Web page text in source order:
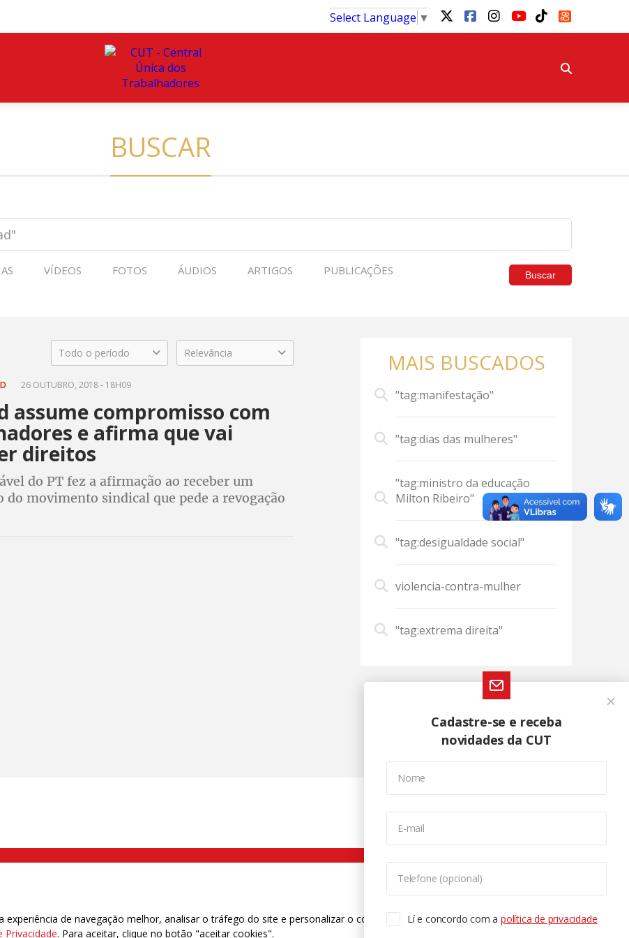
Select Language ▼
BUSCAR
VÍDEOS FOTOS ÁUDIOS ARTIGOS PUBLICAÇÕES Buscar
Todo o período Relevância
26 OUTUBRO, 2018 - 18H09
assume compromisso com
e afirma que vai
direitos
do PT fez a afirmação ao receber um
do movimento sindical que pede a revogação
MAIS BUSCADOS
"tag:manifestação"
"tag:dias das mulheres"
"tag:ministro da educação
Milton Ribeiro"
"tag:desigualdade social"
violencia-contra-mulher
"tag:extrema direita"
Cadastre-se e receba
novidades da CUT
Nome
E-mail
Telefone (opcional)
Lí e concordo com apolítica de privacidade
000 Brás, São Paulo/SP | Telefone (11) 2108 9200 - Fax (11) 2108 9310
de navegação melhor, analisar o tráfego do site e personalizar o conteúdo. Para saber mais
Privacidade. Para aceitar, clique no botão "aceitar cookies".